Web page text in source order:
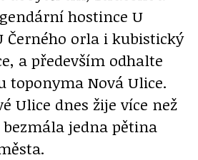
hostince U
Černého orla i kubistický
a především odhalte
toponyma Nová Ulice.
Ulice dnes žije více než
jedna pětina